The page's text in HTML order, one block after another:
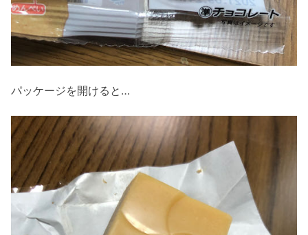
パッケージを開けると…